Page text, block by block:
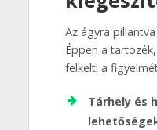
Az ágyra
Éppen a
felkelti a
Tárhely és